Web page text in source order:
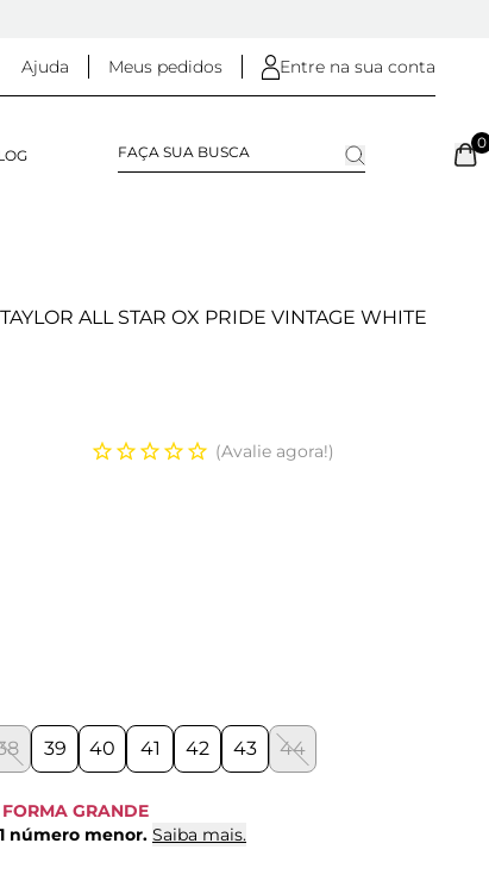
Ajuda Meus pedidos Entre na sua conta
0
ALL STAR OX PRIDE VINTAGE WHITE
Avalie agora!
39 40 41 42 43 44
FORMA GRANDE
1 número menor. Saiba mais.